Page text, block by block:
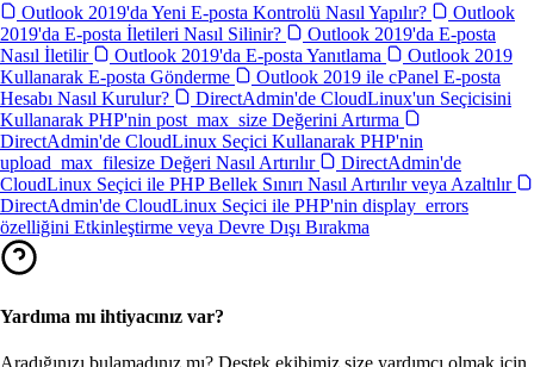
Outlook 2019'da Yeni E-posta Kontrolü Nasıl Yapılır?
Outlook
2019'da E-posta İletileri Nasıl Silinir?
Outlook 2019'da E-posta
Nasıl İletilir
Outlook 2019'da E-posta Yanıtlama
Outlook 2019
Kullanarak E-posta Gönderme
Outlook 2019 ile cPanel E-posta
Hesabı Nasıl Kurulur?
DirectAdmin'de CloudLinux'un Seçicisini
Kullanarak PHP'nin post_max_size Değerini Artırma
DirectAdmin'de CloudLinux Seçici Kullanarak PHP'nin
upload_max_filesize Değeri Nasıl Artırılır
DirectAdmin'de
CloudLinux Seçici ile PHP Bellek Sınırı Nasıl Artırılır veya Azaltılır
DirectAdmin'de CloudLinux Seçici ile PHP'nin display_errors
özelliğini Etkinleştirme veya Devre Dışı Bırakma
Yardıma mı ihtiyacınız var?